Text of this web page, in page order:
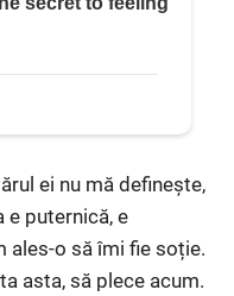
ei nu mă definește,
e puternică, e
ales-o să îmi fie soție.
asta, să plece acum.